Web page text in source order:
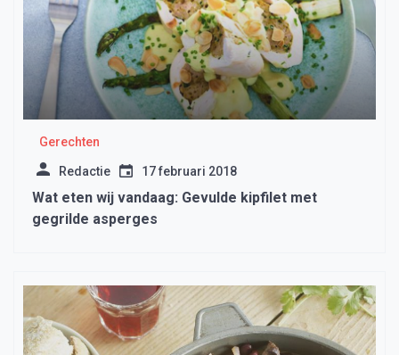
Gerechten
Redactie 17 februari 2018
Wat eten wij vandaag: Gevulde kipfilet met
gegrilde asperges